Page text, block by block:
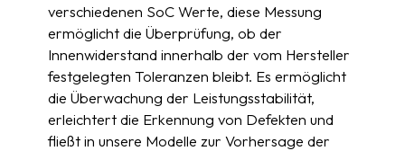
verschiedenen SoCWerte, diese Messung
ermöglicht die Überprüfung, ob der
Innenwiderstand innerhalb der vom Hersteller
festgelegten Toleranzen bleibt. Es ermöglicht
die Überwachung der Leistungsstabilität,
erleichtert die Erkennung von Defekten und
fließt in unsere Modelle zur Vorhersage der